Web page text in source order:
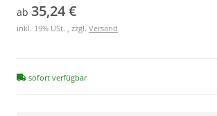
ab 35,24 €
inkl. 19% USt. , zzgl. Versand
sofort verfügbar